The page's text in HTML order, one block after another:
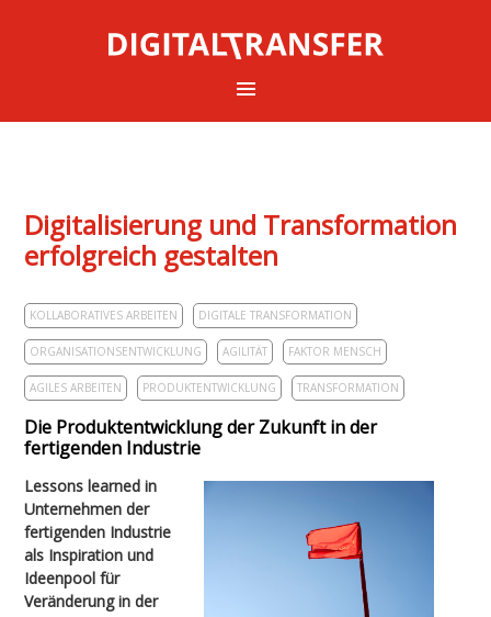
Digitalisierung und Transformation
erfolgreich gestalten
KOLLABORATIVES ARBEITEN DIGITALE TRANSFORMATION
ORGANISATIONSENTWICKLUNG AGILITÄT FAKTOR MENSCH
AGILES ARBEITEN PRODUKTENTWICKLUNG TRANSFORMATION
Die Produktentwicklung der Zukunft in der
fertigenden Industrie
Lessons learned in
Unternehmen der
fertigenden Industrie
als Inspiration und
Ideenpool für
Veränderung in der